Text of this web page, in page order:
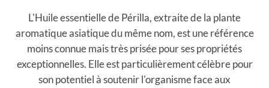
L'Huile essentielle de Périlla, extraite de la plante
aromatique asiatique du même nom, est une référence
moins connue mais très prisée pour ses propriétés
exceptionnelles. Elle est particulièrement célèbre pour
son potentiel à soutenir l'organisme face aux